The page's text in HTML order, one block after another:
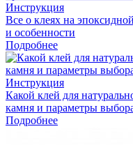
Инструкция
Все о клеях на
и особенности
Подробнее
Инструкция
Какой клей для
камня и параметры
Подробнее